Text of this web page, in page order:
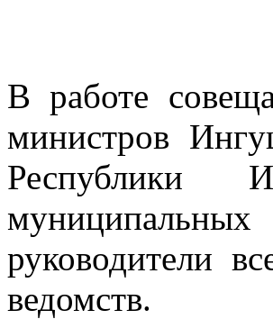
В работе
министров
Республики
руководители
ведомств.